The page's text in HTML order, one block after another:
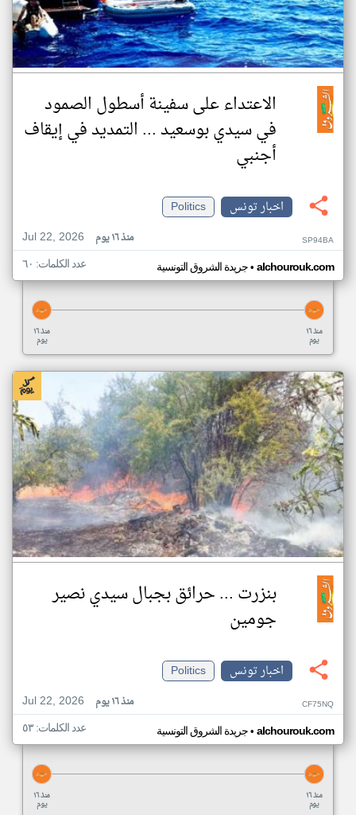
الاعتداء على سفينة أسطول الصمود
في سيدي بوسعيد ... التمديد في إيقاف
أجنبي
اخبار تونس
Politics
Jul 22, 2026
منذ ١٦ يوم SP94BA
جريدة الشروق التونسية• alchourouk.com عدد الكلمات: ٦٠
منذ ١٦
يوم
منذ ١٦
يوم
بنزرت ... حرائق بجبال سيدي نصير
جومين
اخبار تونس
Politics
Jul 22, 2026
منذ ١٦ يوم CF75NQ
جريدة الشروق التونسية• alchourouk.com عدد الكلمات: ٥٣
منذ ١٦
يوم
منذ ١٦
يوم